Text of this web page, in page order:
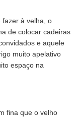
fazer à velha, o
de colocar cadeiras
e aquele
muito apelativo
espaço na
fina que o velho